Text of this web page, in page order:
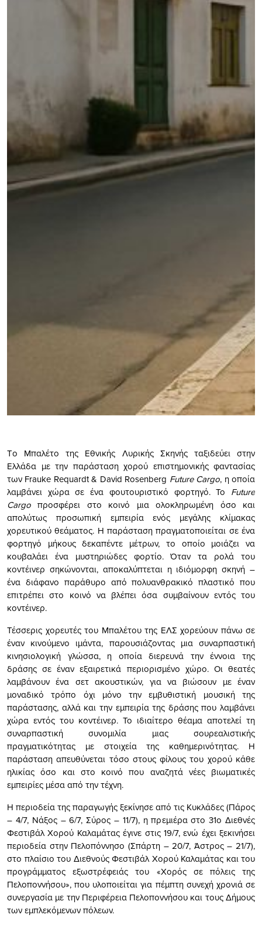
Tο Μπαλέτο της Εθνικής Λυρικής Σκηνής ταξιδεύει στην
Ελλάδα με την παράσταση χορού επιστημονικής φαντασίας
των Frauke Requardt & David Rosenberg Future Cargo, η οποία
λαμβάνει χώρα σε ένα φουτουριστικό φορτηγό. Το Future
Cargo προσφέρει στο κοινό μια ολοκληρωμένη όσο και
απολύτως προσωπική εμπειρία ενός μεγάλης κλίμακας
χορευτικού θεάματος. Η παράσταση πραγματοποιείται σε ένα
φορτηγό μήκους δεκαπέντε μέτρων, το οποίο μοιάζει να
κουβαλάει ένα μυστηριώδες φορτίο. Όταν τα ρολά του
κοντέινερ σηκώνονται, αποκαλύπτεται η ιδιόμορφη σκηνή –
ένα διάφανο παράθυρο από πολυανθρακικό πλαστικό που
επιτρέπει στο κοινό να βλέπει όσα συμβαίνουν εντός του
κοντέινερ.
Τέσσερις χορευτές του Μπαλέτου της ΕΛΣ χορεύουν πάνω σε
έναν κινούμενο ιμάντα, παρουσιάζοντας μια συναρπαστική
κινησιολογική γλώσσα, η οποία διερευνά την έννοια της
δράσης σε έναν εξαιρετικά περιορισμένο χώρο. Οι θεατές
λαμβάνουν ένα σετ ακουστικών, για να βιώσουν με έναν
μοναδικό τρόπο όχι μόνο την εμβυθιστική μουσική της
παράστασης, αλλά και την εμπειρία της δράσης που λαμβάνει
χώρα εντός του κοντέινερ. Το ιδιαίτερο θέαμα αποτελεί τη
συναρπαστική συνομιλία μιας σουρεαλιστικής
πραγματικότητας με στοιχεία της καθημερινότητας. Η
παράσταση απευθύνεται τόσο στους φίλους του χορού κάθε
ηλικίας όσο και στο κοινό που αναζητά νέες βιωματικές
εμπειρίες μέσα από την τέχνη.
Η περιοδεία της παραγωγής ξεκίνησε από τις Κυκλάδες (Πάρος
– 4/7, Νάξος – 6/7, Σύρος – 11/7), η πρεμιέρα στο 31ο Διεθνές
Φεστιβάλ Χορού Καλαμάτας έγινε στις 19/7, ενώ έχει ξεκινήσει
περιοδεία στην Πελοπόννησο (Σπάρτη – 20/7, Άστρος – 21/7),
στο πλαίσιο του Διεθνούς Φεστιβάλ Χορού Καλαμάτας και του
προγράμματος εξωστρέφειάς του «Χορός σε πόλεις της
Πελοποννήσου», που υλοποιείται για πέμπτη συνεχή χρονιά σε
συνεργασία με την Περιφέρεια Πελοποννήσου και τους Δήμους
των εμπλεκόμενων πόλεων.